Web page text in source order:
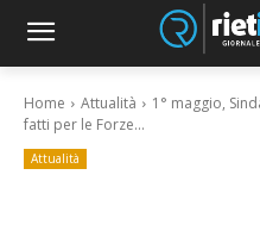
Home Attualità
1° maggio,
fatti per le Forze...
Attualità